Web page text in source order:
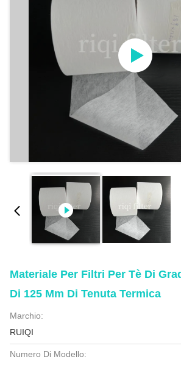
Materiale Per Filtri Per Tè Di
Di 125 Mm Di Tenuta Termica
Marchio:
RUIQI
Numero Di Modello: